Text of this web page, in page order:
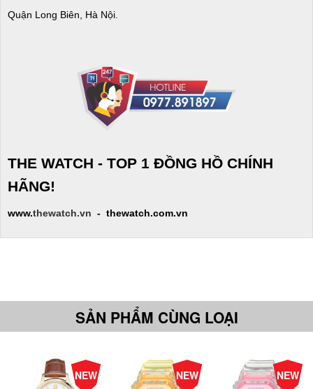
Quận Long Biên, Hà Nội.
THE WATCH - TOP 1 ĐỒNG HỒ CHÍNH
HÃNG!
www.thewatch.vn - thewatch.com.vn
SẢN PHẨM CÙNG LOẠI
-10%
Giá
NEW -25%
Giá
NEW -25%
Giá
NEW